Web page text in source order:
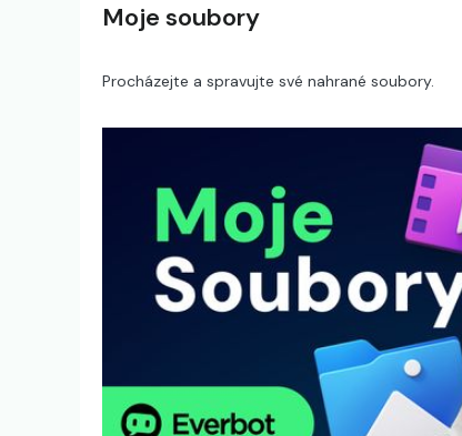
Moje soubory
Procházejte a spravujte své nahrané soubory.